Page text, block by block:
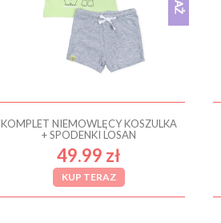
KOMPLET NIEMOWLĘCY KOSZULKA
+ SPODENKI LOSAN
49.99 zł
KUP TERAZ